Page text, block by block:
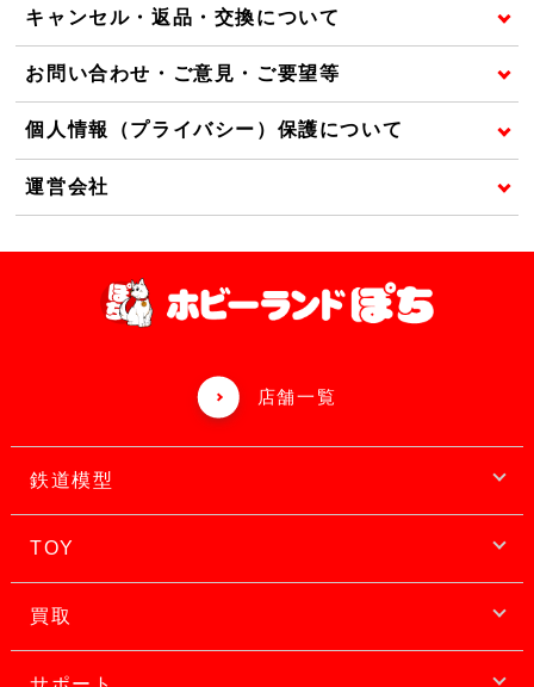
キャンセル・返品・交換について
お問い合わせ・ご意見・ご要望等
個人情報（プライバシー）保護について
運営会社
店舗一覧
鉄道模型
TOY
買取